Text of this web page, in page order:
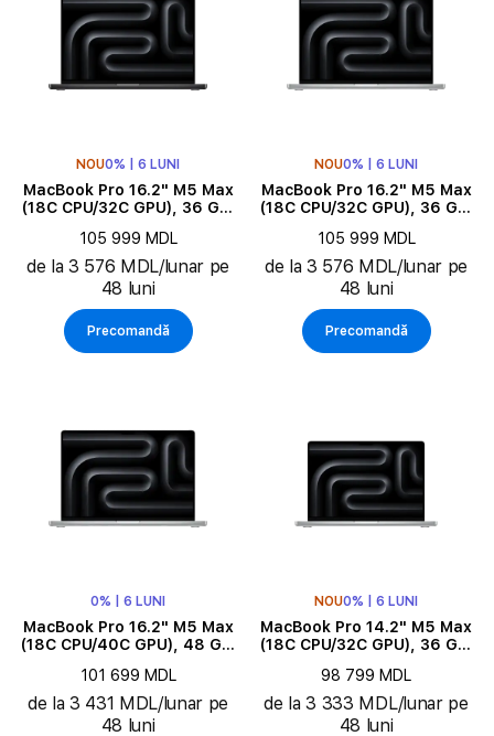
NOU0% | 6 LUNI
MacBook Pro 16.2" M5 Max
(18C CPU/32C GPU), 36 GB,
105 999 MDL
de la 3 576 MDL/lunar pe
48 luni
Precomandă
NOU0% | 6 LUNI
MacBook Pro 16.2" M5 Max
(18C CPU/32C GPU), 36 GB,
105 999 MDL
de la 3 576 MDL/lunar pe
48 luni
Precomandă
0% | 6 LUNI
MacBook Pro 16.2" M5 Max
(18C CPU/40C GPU), 48 GB,
101 699 MDL
de la 3 431 MDL/lunar pe
48 luni
NOU0% | 6 LUNI
MacBook Pro 14.2" M5 Max
(18C CPU/32C GPU), 36 GB,
98 799 MDL
de la 3 333 MDL/lunar pe
48 luni